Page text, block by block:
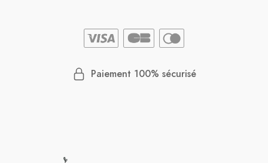
Paiement 100% sécurisé